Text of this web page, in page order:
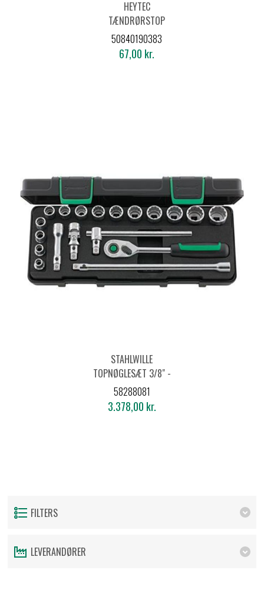
HEYTEC
TÆNDRØRSTOP
3/8"16MM
50840190383
67,00 kr.
STAHLWILLE
TOPNØGLESÆT 3/8" -
19 DELE - 96021180
58288081
3.378,00 kr.
FILTERS
LEVERANDØRER